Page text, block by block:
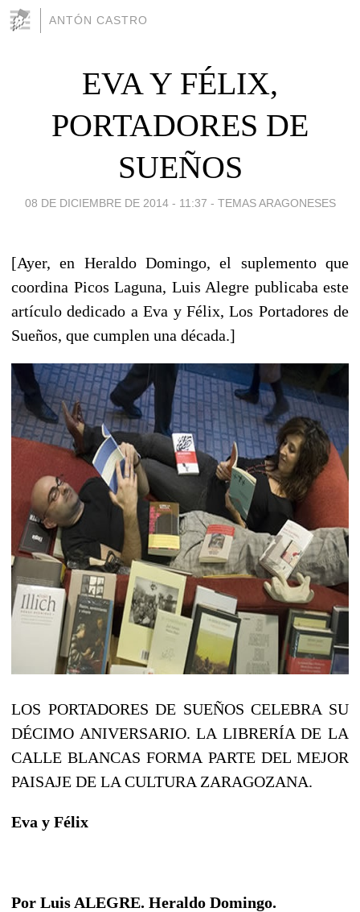
ANTÓN CASTRO
EVA Y FÉLIX,
PORTADORES DE
SUEÑOS
08 DE DICIEMBRE DE 2014 - 11:37 - TEMAS ARAGONESES
[Ayer, en Heraldo Domingo, el suplemento que
coordina Picos Laguna, Luis Alegre publicaba este
artículo dedicado a Eva y Félix, Los Portadores de
Sueños, que cumplen una década.]
LOS PORTADORES DE SUEÑOS CELEBRA SU
DÉCIMO ANIVERSARIO. LA LIBRERÍA DE LA
CALLE BLANCAS FORMA PARTE DEL MEJOR
PAISAJE DE LA CULTURA ZARAGOZANA.
Eva y Félix
Por Luis ALEGRE. Heraldo Domingo.